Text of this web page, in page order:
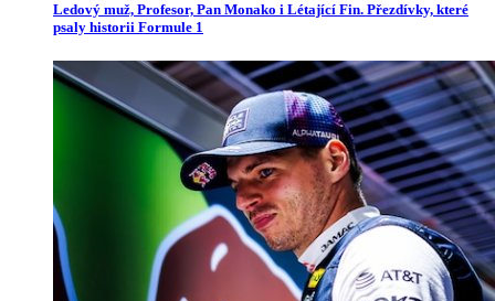
Ledový muž, Profesor, Pan Monako i Létající Fin. Přezdívky, které
psaly historii Formule 1